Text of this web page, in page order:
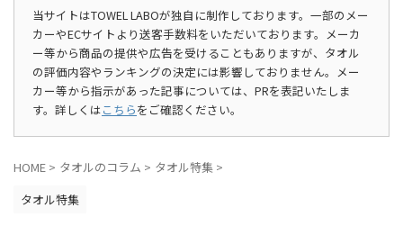
当サイトはTOWEL LABOが独自に制作しております。一部のメー
カーやECサイトより送客手数料をいただいております。メーカ
ー等から商品の提供や広告を受けることもありますが、タオル
の評価内容やランキングの決定には影響しておりません。メー
カー等から指示があった記事については、PRを表記いたしま
す。詳しくはこちらをご確認ください。
HOME > タオルのコラム > タオル特集 >
タオル特集